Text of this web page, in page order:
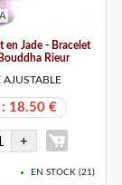
en Jade - Bracelet
Rieur
AJUSTABLE
: 18.50 €
EN STOCK (21)